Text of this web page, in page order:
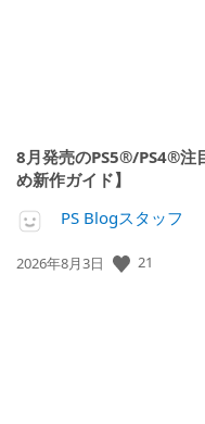
8月発売のPS5®/PS4®注
め新作ガイド】
PS Blogスタッフ
公
2026年8月3日 21